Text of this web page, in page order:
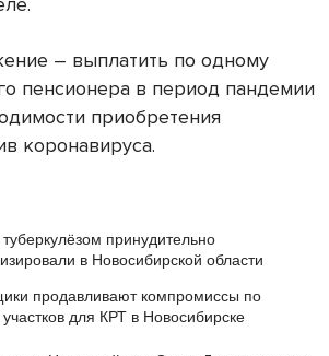
– выплатить по одному
пенсионера в период пандемии
приобретения
коронавируса.
принудительно
в Новосибирской области
продавливают компромиссы по
для КРТ в Новосибирске